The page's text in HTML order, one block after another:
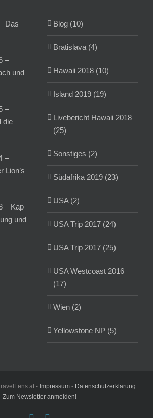
Das
–
und
–
die
–
Lion’s
– Kap
und
Blog (10)
Bratislava (4)
Hawaii 2018 (10)
Island 2019 (19)
Livebericht Hawaii 2018
(25)
Sonstiges (2)
Südafrika 2019 (23)
USA (2)
USA Trip 2017 (24)
USA Trip 2017 (25)
USA Westcoast 2016
(17)
Wien (2)
Yellowstone NP (5)
- Impressum - Datenschutzerklärung
Zum Newsletter anmelden!